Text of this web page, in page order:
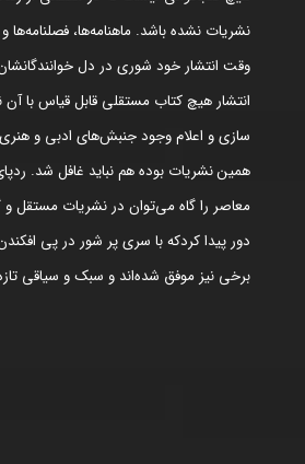
نشریات نشده باشد. ماهنامه‌ها، فصلنامه‌ها
وقت انتشار خود شوری در دل خوانندگانشان
انتشار هیچ کتاب مستقلی قابل قیاس با
سازی و اعلام وجود جنبش‌های ادبی و هنری
همین نشریات بوده هم نباید غافل شد.
معاصر را گاه می‌توان در نشریات مستقل
دور پیدا کردکه با سری پر شور در پی
برخی نیز موفق شده‌اند و سبک و سیاقی تازه